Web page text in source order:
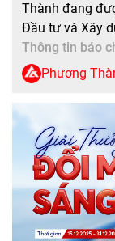
Thành đang
Đầu tư và Xây
triển khai, đáp
dịp 19/12 tới
Thông tin báo
Phương